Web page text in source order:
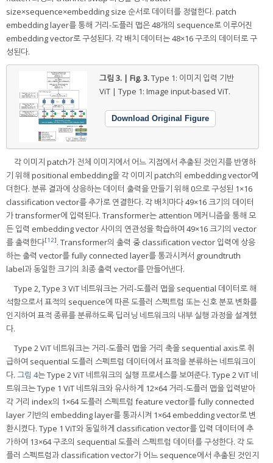
size×sequence×embedding size 순서로 데이터를 정렬한다. patch
embedding layer를 통해 거리-도플러 맵은 48개의 sequence로 이루어진
embedding vector로 구성된다. 각 배치 데이터는 48×16 구조의 데이터로 구
성된다.
그림 3. | Fig. 3.Type 1: 이미지 입력 기반
ViT | Type 1: Image input-based ViT.
Download Original Figure
각 이미지 patch가 전체 이미지에서 어느 지점에서 추출된 것인지를 반영하
기 위해 positional embedding을 각 이미지 patch의 embedding vector에
더한다. 분류 결과에 상응하는 데이터 출력을 만들기 위해 0으로 구성된 1×16
classification vector를 추가로 연결한다. 각 배치마다 49×16 크기의 데이터
가 transformer에 입력된다. Transformer는 attention 메커니즘을 통해 모
든 입력 embedding vector 사이의 연관성을 학습하여 49×16 크기의 vector
를 출력한다[12]. Transformer의 출력 중 classification vector 입력에 상응
하는 출력 vector를 fully connected layer를 통과시켜서 groundtruth
label과 동일한 크기의 최종 출력 vector를 만들어낸다.
Type 2, Type 3 ViT 네트워크는 거리-도플러 맵을 sequential 데이터로 해
석함으로서 표적의 sequence에 따른 도플러 스펙트럼 또는 신호 분포 변화를
인지하여 표적 종류를 분류하도록 딥러닝 네트워크의 내부 실행 과정을 설계했
다.
Type 2 ViT 네트워크는 거리-도플러 맵을 거리 축을 sequential axis로 취
급하여 sequential 도플러 스펙트럼 데이터에서 표적을 분류하는 네트워크이
다. 그림 4는 Type 2 ViT 네트워크의 실행 프로세스를 보여준다. Type 2 ViT 네
트워크는 Type 1 ViT 네트워크와 유사하게 12×64 거리-도플러 맵을 입력받아
각 거리 index의 1×64 도플러 스펙트럼 feature vector를 fully connected
layer 기반의 embedding layer를 통과시켜 1×64 embedding vector로 변
환시켰다. Type 1 ViT와 동일하게 classification vector를 입력 데이터에 추
가하여 13×64 구조의 sequential 도플러 스펙트럼 데이터를 구성한다. 각 도
플러 스펙트럼과 classification vector가 어느 sequence에서 추출된 것인지